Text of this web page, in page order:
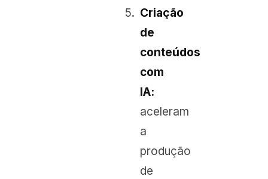
Criação
de
conteúdos
com
IA:
aceleram
a
produção
de